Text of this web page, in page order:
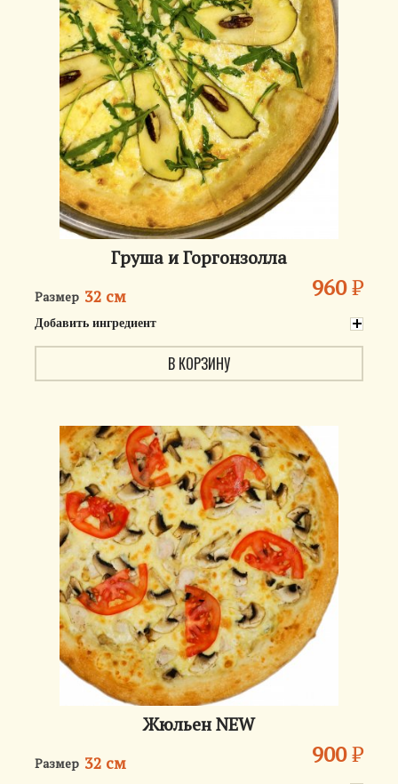
Груша и Горгонзолла
Размер 32 см 960₽
Добавить ингредиент
В КОРЗИНУ
Жюльен NEW
Размер 32 см 900₽